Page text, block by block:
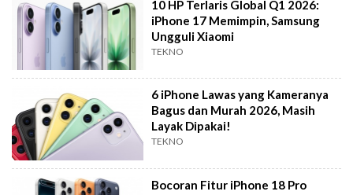
10 HP Terlaris Global Q1 2026:
iPhone 17 Memimpin, Samsung
Ungguli Xiaomi
TEKNO
6 iPhone Lawas yang Kameranya
Bagus dan Murah 2026, Masih
Layak Dipakai!
TEKNO
Bocoran Fitur iPhone 18 Pro